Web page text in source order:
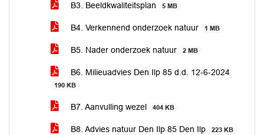
B3. Beeldkwaliteitsplan 5 MB
B4. Verkennend onderzoek natuur 1 MB
B5. Nader onderzoek natuur 2 MB
B6. Milieuadvies Den Ilp 85 d.d. 12-6-2024
190 KB
B7. Aanvulling wezel 404 KB
B8. Advies natuur Den Ilp 85 Den Ilp 223 KB